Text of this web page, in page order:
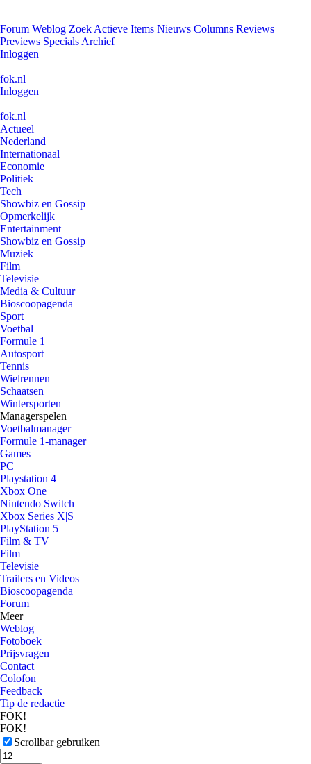
Forum Weblog Zoek Actieve Items Nieuws Columns Reviews
Previews Specials Archief
Inloggen
fok.nl
Inloggen
fok.nl
Actueel
Nederland
Internationaal
Economie
Politiek
Tech
Showbiz en Gossip
Opmerkelijk
Entertainment
Showbiz en Gossip
Muziek
Film
Televisie
Media & Cultuur
Bioscoopagenda
Sport
Voetbal
Formule 1
Autosport
Tennis
Wielrennen
Schaatsen
Wintersporten
Managerspelen
Voetbalmanager
Formule 1-manager
Games
PC
Playstation 4
Xbox One
Nintendo Switch
Xbox Series X|S
PlayStation 5
Film & TV
Film
Televisie
Trailers en Videos
Bioscoopagenda
Forum
Meer
Weblog
Fotoboek
Prijsvragen
Contact
Colofon
Feedback
Tip de redactie
FOK!
FOK!
Scrollbar gebruiken